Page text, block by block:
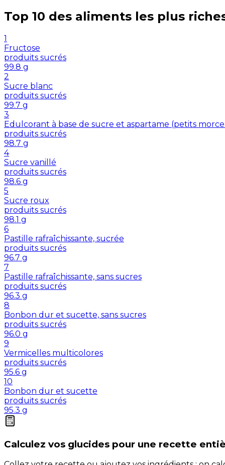
Top 10 des aliments les plus
1
Fructose
produits sucrés
99.8 g
2
Sucre blanc
produits sucrés
99.7 g
3
Edulcorant à base de sucre et aspartame (petits
produits sucrés
98.7 g
4
Sucre vanillé
produits sucrés
98.6 g
5
Sucre roux
produits sucrés
98.1 g
6
Pastille rafraîchissante, sucrée
produits sucrés
96.7 g
7
Pastille rafraîchissante, sans sucres
produits sucrés
96.3 g
8
Bonbon dur et sucette, sans sucres
produits sucrés
96.0 g
9
Vermicelles multicolores
produits sucrés
95.6 g
10
Bonbon dur et sucette
produits sucrés
95.3 g
Calculez vos glucides pour une recette